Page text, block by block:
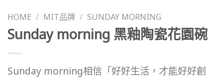
HOME / MIT品牌 / SUNDAY MORNING
Sunday morning 黑釉陶瓷花園碗
Sunday morning相信「好好生活，才能好好創